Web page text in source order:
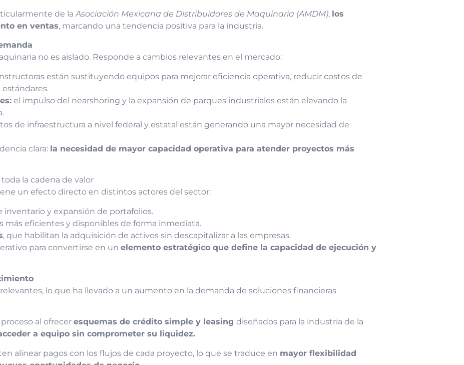
de laAsociación Mexicana de Distribuidores de Maquinaria (AMDM), los
en ventas, marcando una tendencia positiva para la industria.
no es aislado. Responde a cambios relevantes en el mercado:
están sustituyendo equipos para mejorar eficiencia operativa, reducir costos de
el impulso del nearshoring y la expansión de parques industriales están elevando la
de infraestructura a nivel federal y estatal están generando una mayor necesidad de
clara: la necesidad de mayor capacidad operativa para atender proyectos más
la cadena de valor
un efecto directo en distintos actores del sector:
y expansión de portafolios.
eficientes y disponibles de forma inmediata.
, que habilitan la adquisición de activos sin descapitalizar a las empresas.
para convertirse en un elemento estratégico que define la capacidad de ejecución y
lo que ha llevado a un aumento en la demanda de soluciones financieras
al ofrecer esquemas de crédito simple y leasing diseñados para la industria de la
a equipo sin comprometer su liquidez.
alinear pagos con los flujos de cada proyecto, lo que se traduce en mayor flexibilidad